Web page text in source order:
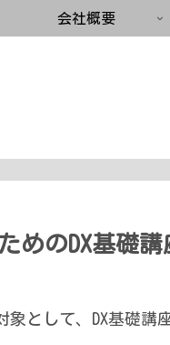
会社概要
めのDX基礎
として、DX基礎講